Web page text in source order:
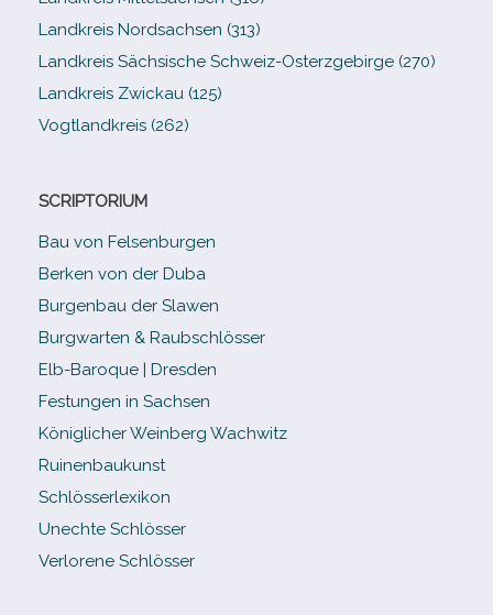
Landkreis Nordsachsen (313)
Landkreis Sächsische Schweiz-​Osterzgebirge (270)
Landkreis Zwickau (125)
Vogtlandkreis (262)
SCRIPTORIUM
Bau von Felsenburgen
Berken von der Duba
Burgenbau der Slawen
Burgwarten & Raubschlösser
Elb-​Baroque | Dresden
Festungen in Sachsen
Königlicher Weinberg Wachwitz
Ruinenbaukunst
Schlösserlexikon
Unechte Schlösser
Verlorene Schlösser